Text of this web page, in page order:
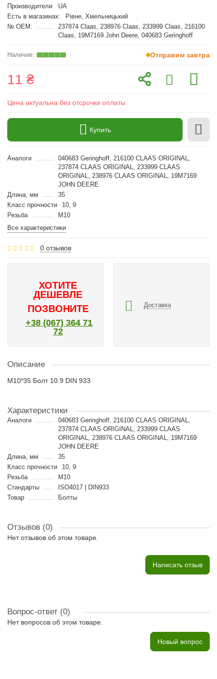
Производители
UA
Есть в магазинах:
Рівне, Хмельницький
№ OEM:
237874 Claas, 238976 Claas, 233999 Claas, 216100
Claas, 19M7169 John Deere, 040683 Geringhoff
Отправим завтра
11 ₴
Цена актуальна без отсрочки оплаты
Купить
Аналоги
040683 Geringhoff, 216100 CLAAS ORIGINAL,
237874 CLAAS ORIGINAL, 233999 CLAAS
ORIGINAL, 238976 CLAAS ORIGINAL, 19M7169
JOHN DEERE
Длина, мм
35
Класс прочности
10, 9
Резьба
M10
Все характеристики
0 отзывов
ХОТИТЕ
ДЕШЕВЛЕ
ПОЗВОНИТЕ
+38 (067) 364 71
72
Доставка
Описание
M10*35 Болт 10.9 DIN 933
Характеристики
Аналоги
040683 Geringhoff, 216100 CLAAS ORIGINAL,
237874 CLAAS ORIGINAL, 233999 CLAAS
ORIGINAL, 238976 CLAAS ORIGINAL, 19M7169
JOHN DEERE
Длина, мм
35
Класс прочности
10, 9
Резьба
M10
Стандарты
ISO4017 | DIN933
Товар
Болты
Отзывов (0)
Нет отзывов об этом товаре.
Написать отзыв
Вопрос-ответ (0)
Нет вопросов об этом товаре.
Новый вопрос